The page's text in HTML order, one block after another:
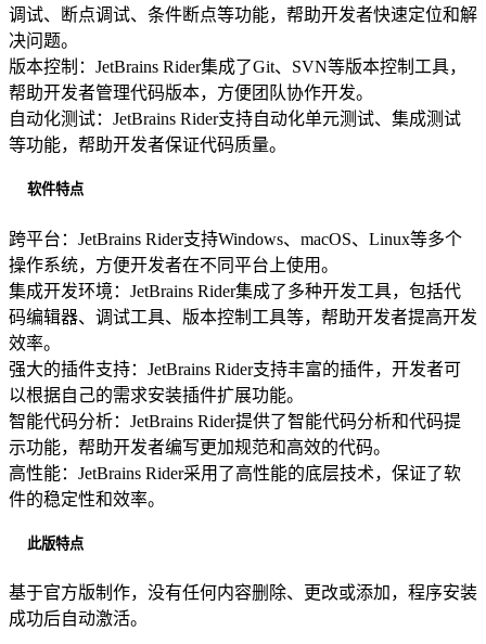
调试、断点调试、条件断点等功能，帮助开发者快速定位和解
决问题。
版本控制：JetBrains Rider集成了Git、SVN等版本控制工具，
帮助开发者管理代码版本，方便团队协作开发。
自动化测试：JetBrains Rider支持自动化单元测试、集成测试
等功能，帮助开发者保证代码质量。
软件特点
跨平台：JetBrains Rider支持Windows、macOS、Linux等多个
操作系统，方便开发者在不同平台上使用。
集成开发环境：JetBrains Rider集成了多种开发工具，包括代
码编辑器、调试工具、版本控制工具等，帮助开发者提高开发
效率。
强大的插件支持：JetBrains Rider支持丰富的插件，开发者可
以根据自己的需求安装插件扩展功能。
智能代码分析：JetBrains Rider提供了智能代码分析和代码提
示功能，帮助开发者编写更加规范和高效的代码。
高性能：JetBrains Rider采用了高性能的底层技术，保证了软
件的稳定性和效率。
此版特点
基于官方版制作，没有任何内容删除、更改或添加，程序安装
成功后自动激活。